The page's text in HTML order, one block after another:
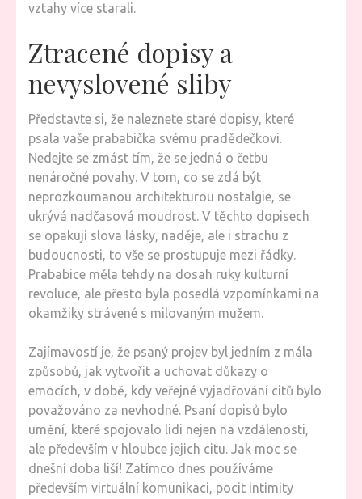
vztahy více starali.
Ztracené dopisy a
nevyslovené sliby
Představte si, že naleznete staré dopisy, které
psala vaše prababička svému pradědečkovi.
Nedejte se zmást tím, že se jedná o četbu
nenáročné povahy. V tom, co se zdá být
neprozkoumanou architekturou nostalgie, se
ukrývá nadčasová moudrost. V těchto dopisech
se opakují slova lásky, naděje, ale i strachu z
budoucnosti, to vše se prostupuje mezi řádky.
Prababice měla tehdy na dosah ruky kulturní
revoluce, ale přesto byla posedlá vzpomínkami na
okamžiky strávené s milovaným mužem.
Zajímavostí je, že psaný projev byl jedním z mála
způsobů, jak vytvořit a uchovat důkazy o
emocích, v době, kdy veřejné vyjadřování citů bylo
považováno za nevhodné. Psaní dopisů bylo
umění, které spojovalo lidi nejen na vzdálenosti,
ale především v hloubce jejich citu. Jak moc se
dnešní doba liší! Zatímco dnes používáme
především virtuální komunikaci, pocit intimity